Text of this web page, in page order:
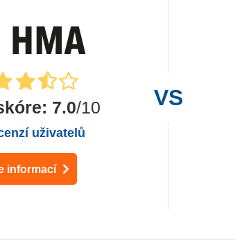
: 7.0/10
uživatelů
informací